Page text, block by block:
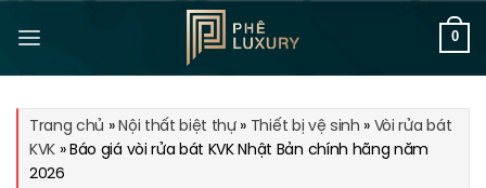
qua
0
Trang chủ »Nội thất biệt thự» Thiết bị vệ sinh »Vòi rửa bát
KVK »Báo giá vòi rửa bát KVK Nhật Bản chính hãng năm
2026